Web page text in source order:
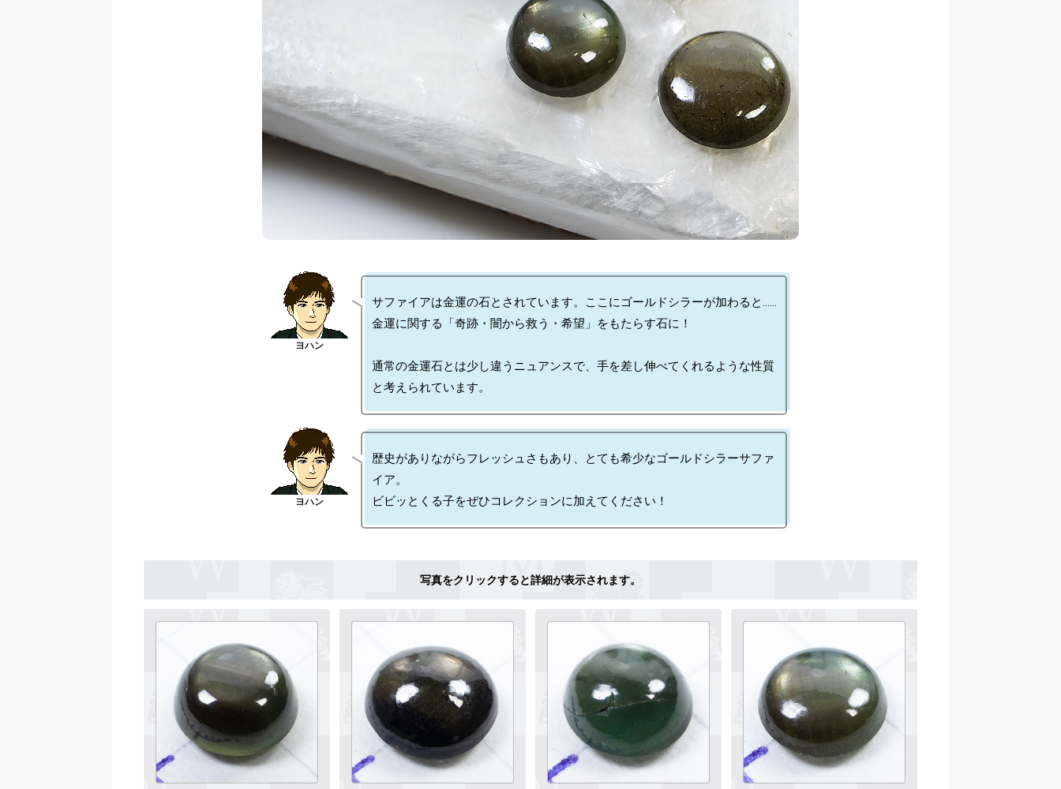
サファイアは金運の石とされています。ここにゴールドシラーが加わると……
金運に関する「奇跡・闇から救う・希望」をもたらす石に！
通常の金運石とは少し違うニュアンスで、手を差し伸べてくれるような性質
歴史がありながらフレッシュさもあり、とても希少なゴールドシラーサファ
イア。